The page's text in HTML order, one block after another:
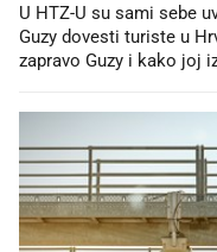
U HTZ-U su sami sebe
Guzy dovesti turiste u
zapravo Guzy i kako joj